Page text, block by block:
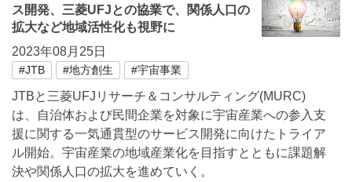
ス開発、三菱UFJとの協業で、関係人口の
拡大など地域活性化も視野に
2023年08月25日
#JTB #地方創生 #宇宙事業
JTBと三菱UFJリサーチ＆コンサルティング(MURC)
は、自治体および民間企業を対象に宇宙産業への参入支
援に関する一気通貫型のサービス開発に向けたトライア
ル開始。宇宙産業の地域産業化を目指すとともに課題解
決や関係人口の拡大を進めていく。